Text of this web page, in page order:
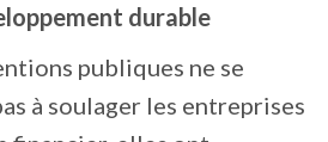
durable
publiques ne se
à soulager les entreprises